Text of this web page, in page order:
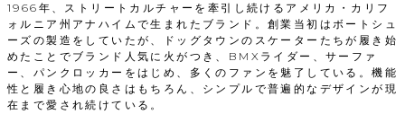
1966年、ストリートカルチャーを牽引し続けるアメリカ・カリフ
ォルニア州アナハイムで生まれたブランド。創業当初はボートシュ
ーズの製造をしていたが、ドッグタウンのスケーターたちが履き始
めたことでブランド人気に火がつき、BMXライダー、サーファ
ー、パンクロッカーをはじめ、多くのファンを魅了している。機能
性と履き心地の良さはもちろん、シンプルで普遍的なデザインが現
在まで愛され続けている。